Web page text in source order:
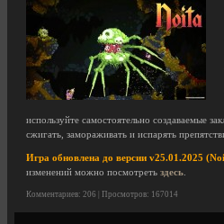
используйте самостоятельно создаваемые
сжигать, замораживать и испарять
Игра обновлена до версии v25.01.2025
изменений можно посмотреть здесь
Комментариев: 206 | Просмотров: 167014